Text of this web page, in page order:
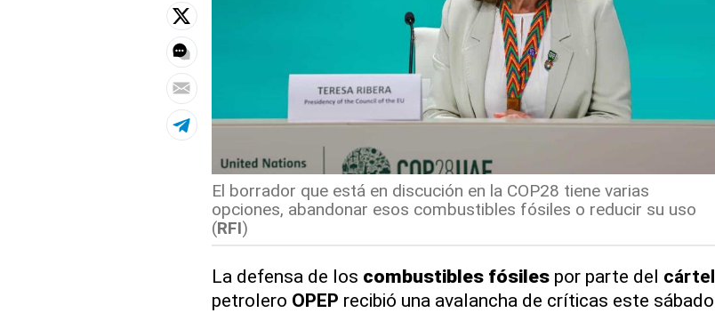
El borrador que está en discución en la COP28 tiene varias
opciones, abandonar esos combustibles fósiles o reducir su uso
(RFI)
La defensa de los combustibles fósilespor parte del cártel
petrolero OPEP recibió una avalancha de críticas este sábado